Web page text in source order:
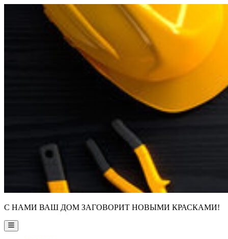
С НАМИ ВАШ ДОМ ЗАГОВОРИТ НОВЫМИ КРАСКАМИ!
Main
Menu